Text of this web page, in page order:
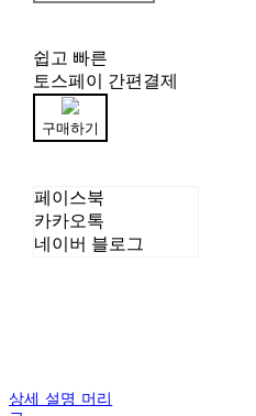
쉽고 빠른
토스페이 간편결제
구매하기
페이스북
카카오톡
네이버 블로그
상세 설명 머리